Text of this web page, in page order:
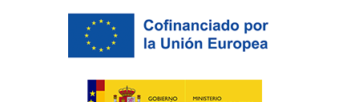
Pasar al contenido principal